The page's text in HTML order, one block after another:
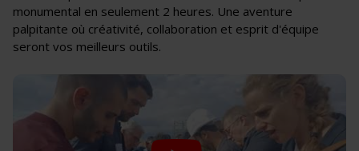
monumental en seulement 2 heures. Une aventure
palpitante où créativité, collaboration et esprit d'équipe
seront vos meilleurs outils.